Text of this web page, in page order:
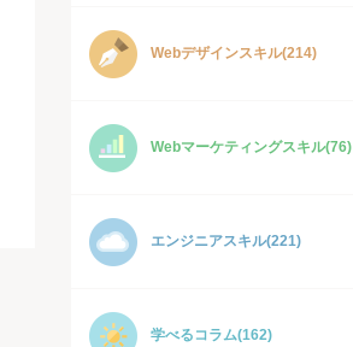
Webデザインスキル(214)
Webマーケティングスキル(76)
エンジニアスキル(221)
学べるコラム(162)